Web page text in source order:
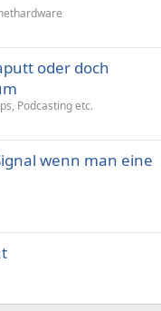
oder doch
Podcasting etc.
wenn man eine